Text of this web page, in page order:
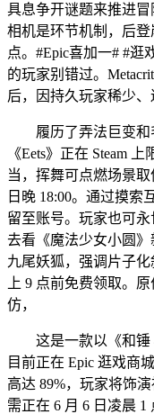
具息争开谜题来推进冒
相机是环节机制，后登
点。#Epic喜加一# #逛
的玩家别错过。
后，因持久玩家稀少、
履历了弄法巨变和
《Eets》正在 Steam
当，挥舞可点燃场景
日晚 18:00。通过摸索
留至账号。玩家也可
去看《魔法少女小圆
九尾妖狐，强调片子
上 9 点前免费领取。
仿，
这是一款以《和锤
目前正在 Epic 逛戏商
高达 89%，玩家将饰
需正在 6 月 6 日凌晨